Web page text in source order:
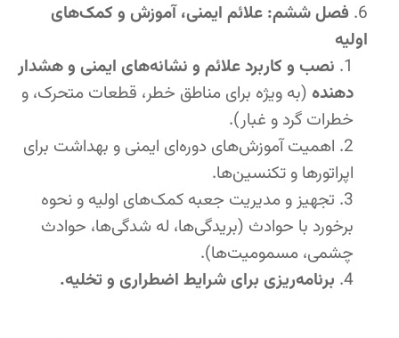
فصل ششم: علائم ایمنی، آموزش و کمک‌های
اولیه
نصب و کاربرد علائم و نشانه‌های ایمنی و هشدار
دهنده (به ویژه برای مناطق خطر، قطعات متحرک، و
خطرات گرد و غبار).
اهمیت آموزش‌های دوره‌ای ایمنی و بهداشت برای
اپراتورها و تکنسین‌ها.
تجهیز و مدیریت جعبه کمک‌های اولیه و نحوه
برخورد با حوادث (بریدگی‌ها، له شدگی‌ها، حوادث
چشمی، مسمومیت‌ها).
برنامه‌ریزی برای شرایط اضطراری و تخلیه.